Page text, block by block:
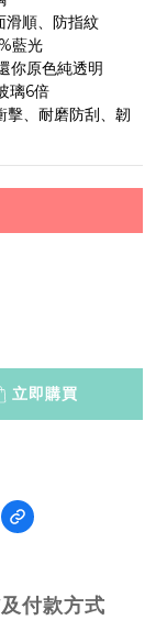
滑順、防指紋
藍光
你原色純透明
玻璃6倍
擊、耐磨防刮、韌
立即購買
付款方式